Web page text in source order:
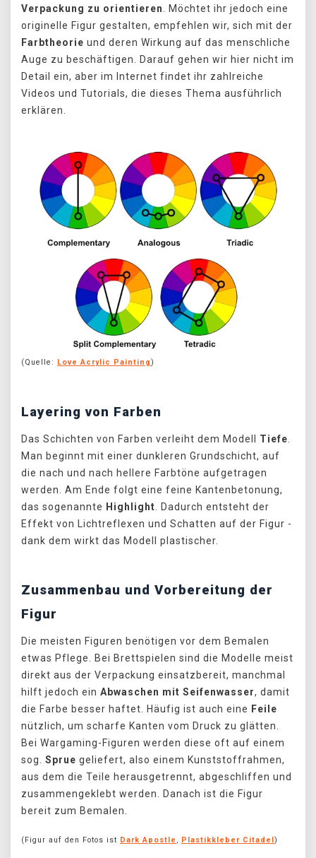
Verpackung zu orientieren. Möchtet ihr jedoch eine
originelle Figur gestalten, empfehlen wir, sich mit der
Farbtheorie und deren Wirkung auf das menschliche
Auge zu beschäftigen. Darauf gehen wir hier nicht im
Detail ein, aber im Internet findet ihr zahlreiche
Videos und Tutorials, die dieses Thema ausführlich
erklären.
(Quelle: Love Acrylic Painting)
Layering von Farben
Das Schichten von Farben verleiht dem Modell Tiefe.
Man beginnt mit einer dunkleren Grundschicht, auf
die nach und nach hellere Farbtöne aufgetragen
werden. Am Ende folgt eine feine Kantenbetonung,
das sogenannte Highlight. Dadurch entsteht der
Effekt von Lichtreflexen und Schatten auf der Figur -
dank dem wirkt das Modell plastischer.
Zusammenbau und Vorbereitung der
Figur
Die meisten Figuren benötigen vor dem Bemalen
etwas Pflege. Bei Brettspielen sind die Modelle meist
direkt aus der Verpackung einsatzbereit, manchmal
hilft jedoch ein Abwaschen mit Seifenwasser, damit
die Farbe besser haftet. Häufig ist auch eine Feile
nützlich, um scharfe Kanten vom Druck zu glätten.
Bei Wargaming-Figuren werden diese oft auf einem
sog. Sprue geliefert, also einem Kunststoffrahmen,
aus dem die Teile herausgetrennt, abgeschliffen und
zusammengeklebt werden. Danach ist die Figur
bereit zum Bemalen.
(Figur auf den Fotos ist Dark Apostle , Plastikkleber Citadel )